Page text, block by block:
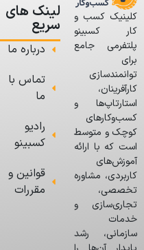
کلینیک کسب و
کار کسبینو
پلتفرمی جامع
برای
توانمندسازی
کارآفرینان،
استارتاپ‌ها و
کسب‌وکارهای
کوچک و متوسط
است که با ارائه
آموزش‌های
کاربردی، مشاوره
تخصصی،
تجاری‌سازی و
خدمات
سازمانی، رشد
لینک های
سریع
درباره ما
تماس با
ما
رادیو
کسبینو
قوانین و
مقررات